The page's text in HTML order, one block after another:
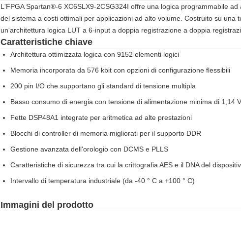
L'FPGA Spartan®-6 XC6SLX9-2CSG324I offre una logica programmabile
del sistema a costi ottimali per applicazioni ad alto volume. Costruito su una
un'architettura logica LUT a 6-input a doppia registrazione a doppia
Caratteristiche chiave
Architettura ottimizzata logica con 9152 elementi logici
Memoria incorporata da 576 kbit con opzioni di configurazione flessibili
200 pin I/O che supportano gli standard di tensione multipla
Basso consumo di energia con tensione di alimentazione minima di 1,14 V
Fette DSP48A1 integrate per aritmetica ad alte prestazioni
Blocchi di controller di memoria migliorati per il supporto DDR
Gestione avanzata dell'orologio con DCMS e PLLS
Caratteristiche di sicurezza tra cui la crittografia AES e il DNA del
Intervallo di temperatura industriale (da -40 ° C a +100 ° C)
Immagini del prodotto